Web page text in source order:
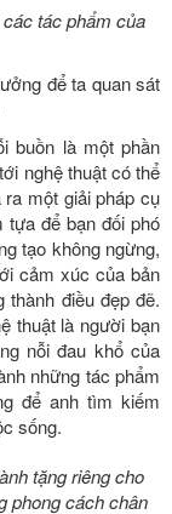
tác phẩm của
để ta quan sát
buồn là một phần
nghệ thuật có thể
một giải pháp cụ
tựa để bạn đối phó
tạo không ngừng,
cảm xúc của bản
thành điều đẹp đẽ.
thuật là người bạn
nỗi đau khổ của
những tác phẩm
để anh tìm kiếm
sống.
tặng riêng cho
phong cách chân